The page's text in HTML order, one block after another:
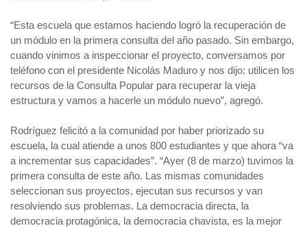
“Esta escuela que estamos haciendo logró la recuperación de
un módulo en la primera consulta del año pasado. Sin embargo,
cuando vinimos a inspeccionar el proyecto, conversamos por
teléfono con el presidente Nicolás Maduro y nos dijo: utilicen los
recursos de la Consulta Popular para recuperar la vieja
estructura y vamos a hacerle un módulo nuevo”, agregó.
Rodríguez felicitó a la comunidad por haber priorizado su
escuela, la cual atiende a unos 800 estudiantes y que ahora “va
a incrementar sus capacidades”. “Ayer (8 de marzo) tuvimos la
primera consulta de este año. Las mismas comunidades
seleccionan sus proyectos, ejecutan sus recursos y van
resolviendo sus problemas. La democracia directa, la
democracia protagónica, la democracia chavista, es la mejor